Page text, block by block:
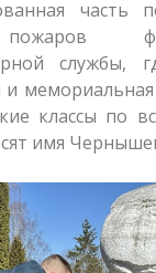
часть
службы,
мемориальная
классы по
имя